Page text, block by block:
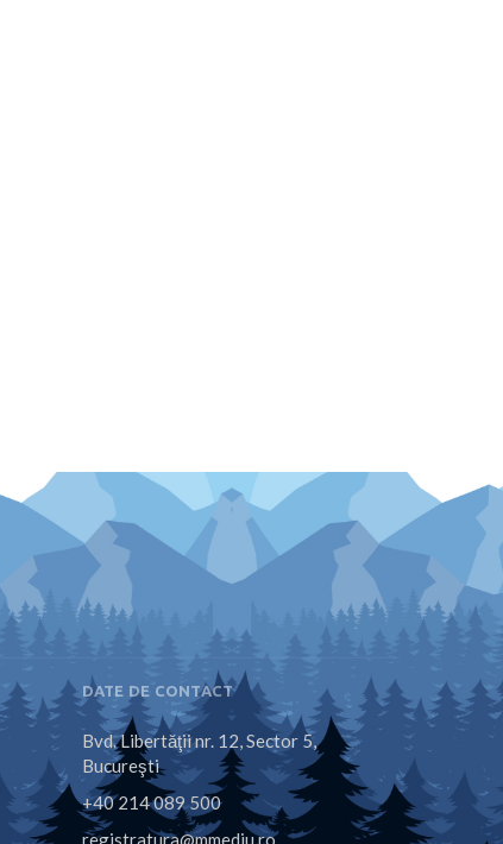
DATE DE CONTACT
Bvd. Libertăţii nr. 12, Sector 5,
Bucureşti
+40 214 089 500
registratura@mmediu.ro